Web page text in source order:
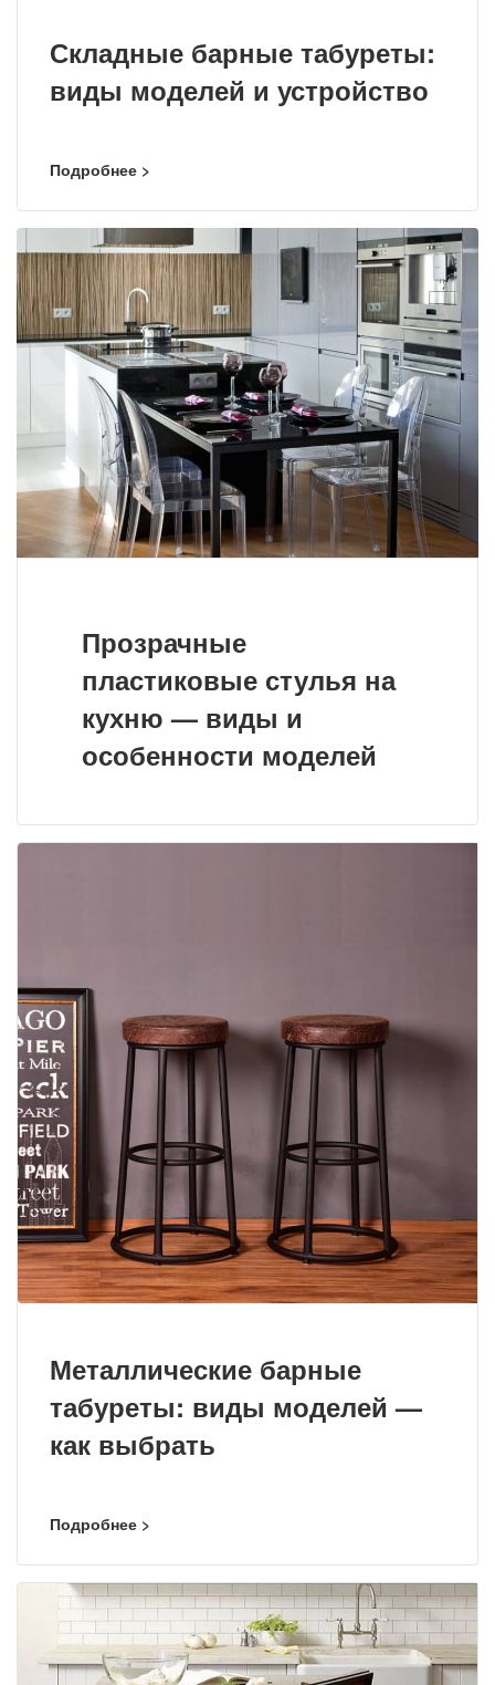
Складные барные табуреты:
виды моделей и устройство
Подробнее >
Прозрачные
пластиковые стулья на
кухню — виды и
особенности моделей
Металлические барные
табуреты: виды моделей —
как выбрать
Подробнее >